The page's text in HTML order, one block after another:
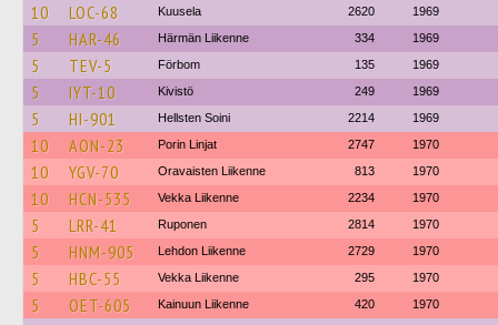
10 LOC-68 Kuusela 2620 1969
5 HAR-46 Härmän Liikenne 334 1969
5 TEV-5 Förbom 135 1969
5 IYT-10 Kivistö 249 1969
5 HI-901 Hellsten Soini 2214 1969
10 AON-23 Porin Linjat 2747 1970
10 YGV-70 Oravaisten Liikenne 813 1970
10 HCN-535 Vekka Liikenne 2234 1970
5 LRR-41 Ruponen 2814 1970
5 HNM-905 Lehdon Liikenne 2729 1970
5 HBC-55 Vekka Liikenne 295 1970
5 OET-605 Kainuun Liikenne 420 1970